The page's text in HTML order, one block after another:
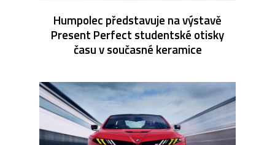
Humpolec představuje na výstavě
Present Perfect studentské otisky
času v současné keramice